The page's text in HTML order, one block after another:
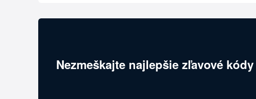
Nezmeškajte najlepšie zľavové